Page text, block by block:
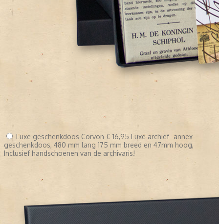
Luxe geschenkdoos Corvon € 16,95 Luxe archief- annex
geschenkdoos, 480 mm lang 175 mm breed en 47mm hoog,
Inclusief handschoenen van de archivaris!